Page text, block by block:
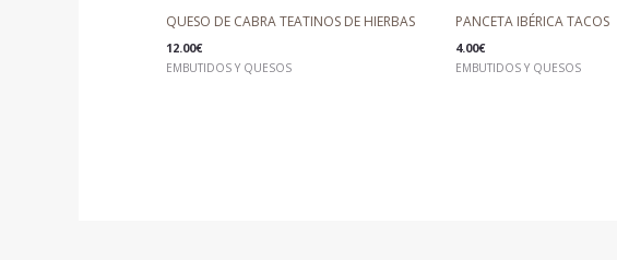
QUESO DE CABRA TEATINOS DE HIERBAS
12.00€
EMBUTIDOS Y QUESOS
PANCETA IBÉRICA TACOS
4.00€
EMBUTIDOS Y QUESOS